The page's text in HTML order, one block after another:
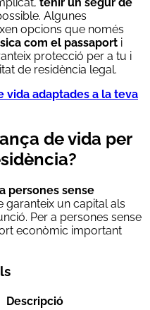
Algunes
opcions que només
com el passaport i
protecció per a tu i
de residència legal.
vida adaptades a la teva
de vida per
persones sense
garanteix un capital als
Per a persones sense
econòmic important
Descripció